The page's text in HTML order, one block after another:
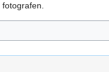
fotografen.